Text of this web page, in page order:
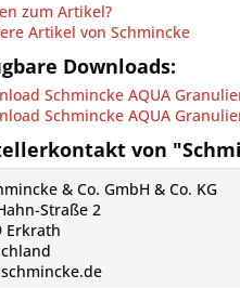
zum Artikel?
Artikel von Schmincke
Downloads:
Schmincke AQUA
Schmincke AQUA
von
& Co. GmbH & Co. KG
Straße 2
Erkrath